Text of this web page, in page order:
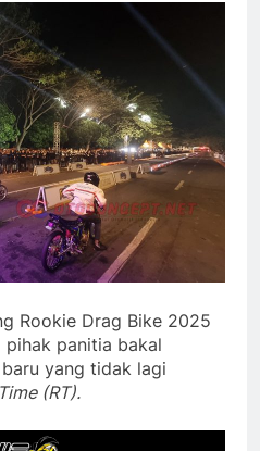
Rookie Drag Bike 2025
panitia bakal
yang tidak lagi
(RT).